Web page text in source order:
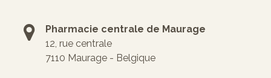
Pharmacie centrale de Maurage
12, rue centrale
7110 Maurage - Belgique